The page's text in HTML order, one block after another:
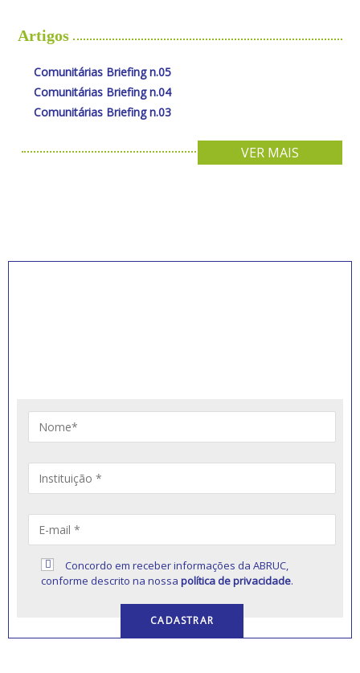
Artigos
Comunitárias Briefing n.05
Comunitárias Briefing n.04
Comunitárias Briefing n.03
VER MAIS
Concordo em receber informações da ABRUC,
conforme descrito na nossapolítica de privacidade.